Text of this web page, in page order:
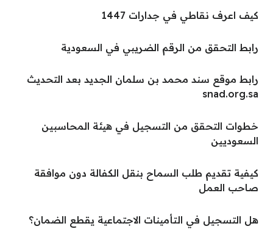
كيف اعرف نقاطي في جدارات 1447
رابط التحقق من الرقم الضريبي في السعودية
رابط موقع سند محمد بن سلمان الجديد بعد التحديث
snad.org.sa
خطوات التحقق من التسجيل في هيئة المحاسبين
السعوديين
كيفية تقديم طلب السماح بنقل الكفالة دون موافقة
صاحب العمل
هل التسجيل في التأمينات الاجتماعية يقطع الضمان؟